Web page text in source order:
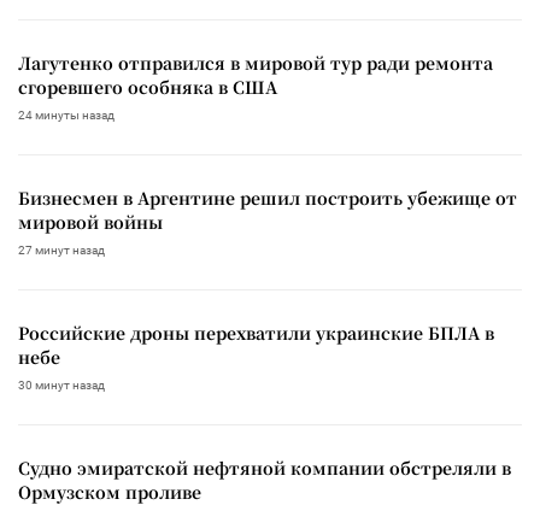
Лагутенко отправился в мировой тур ради ремонта
сгоревшего особняка в США
24 минуты назад
Бизнесмен в Аргентине решил построить убежище от
мировой войны
27 минут назад
Российские дроны перехватили украинские БПЛА в
небе
30 минут назад
Судно эмиратской нефтяной компании обстреляли в
Ормузском проливе